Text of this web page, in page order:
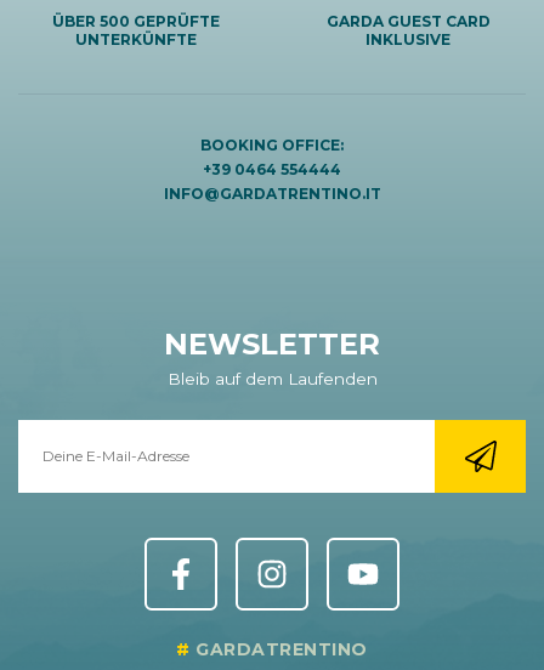
ÜBER 500 GEPRÜFTE
UNTERKÜNFTE
GARDA GUEST CARD
INKLUSIVE
BOOKING OFFICE:
+39 0464 554444
INFO@GARDATRENTINO.IT
NEWSLETTER
Bleib auf dem Laufenden
GARDATRENTINO